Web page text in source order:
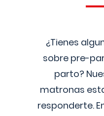
¿Tienes
sobre pre-
parto?
matronas
responderte.